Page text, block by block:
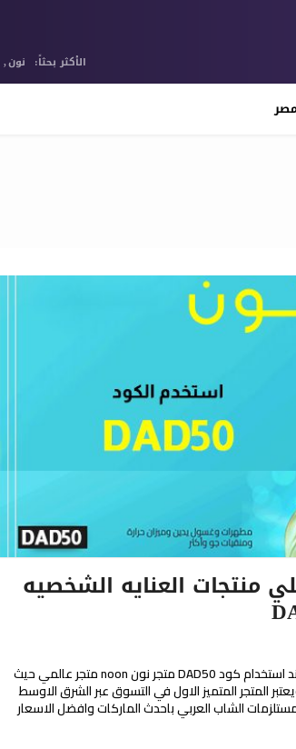
الأكثر بحثاً: نون,
منتجات العنايه الشخصيه
كوبون خصم نون علي جميع منجات العناية الشخصة عند استخدام كود DAD50 متجر نون noon متجر عالمي حيث
المتجر المتميز الاول في التسوق عبر الشرق الاوسط
الشاب العربي باحدث الماركات وافضل الاسعار